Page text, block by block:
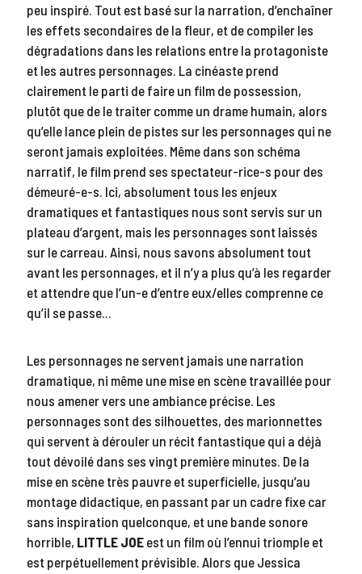
peu inspiré. Tout est basé sur la narration, d’enchaîner
les effets secondaires de la fleur, et de compiler les
dégradations dans les relations entre la protagoniste
et les autres personnages. La cinéaste prend
clairement le parti de faire un film de possession,
plutôt que de le traiter comme un drame humain, alors
qu’elle lance plein de pistes sur les personnages qui ne
seront jamais exploitées. Même dans son schéma
narratif, le film prend ses spectateur-rice-s pour des
démeuré-e-s. Ici, absolument tous les enjeux
dramatiques et fantastiques nous sont servis sur un
plateau d’argent, mais les personnages sont laissés
sur le carreau. Ainsi, nous savons absolument tout
avant les personnages, et il n’y a plus qu’à les regarder
et attendre que l’un-e d’entre eux/elles comprenne ce
qu’il se passe…
Les personnages ne servent jamais une narration
dramatique, ni même une mise en scène travaillée pour
nous amener vers une ambiance précise. Les
personnages sont des silhouettes, des marionnettes
qui servent à dérouler un récit fantastique qui a déjà
tout dévoilé dans ses vingt première minutes. De la
mise en scène très pauvre et superficielle, jusqu’au
montage didactique, en passant par un cadre fixe car
sans inspiration quelconque, et une bande sonore
horrible, LITTLE JOEest un film où l’ennui triomple et
est perpétuellement prévisible. Alors que Jessica